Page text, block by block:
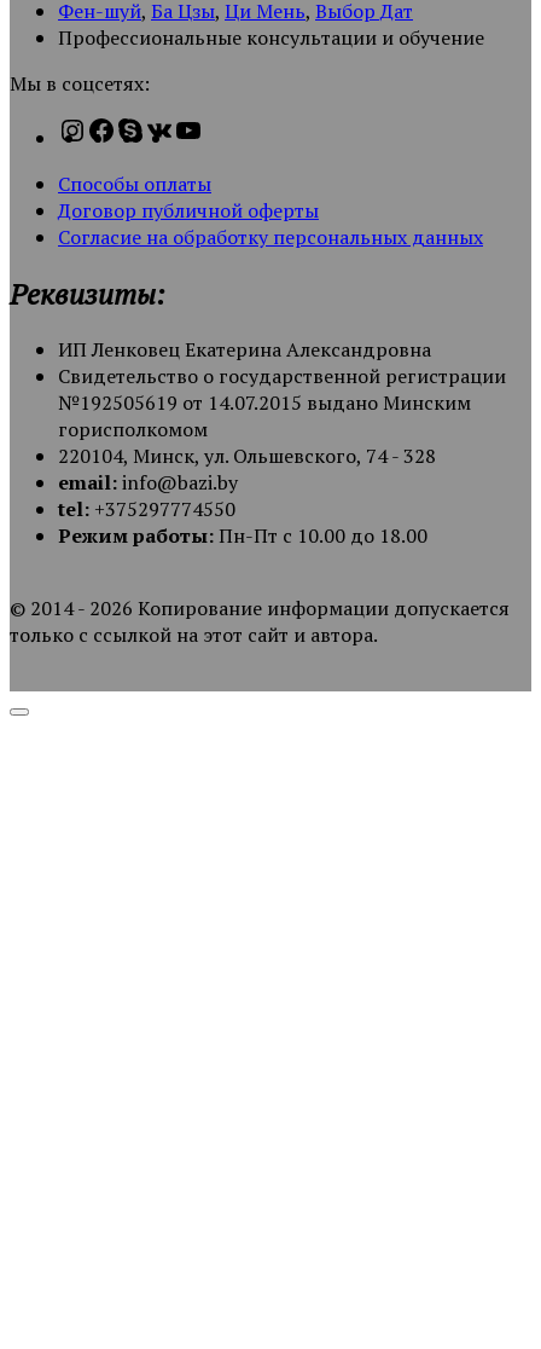
Фен-шуй, Ба Цзы, Ци Мень, Выбор Дат
Профессиональные консультации и обучение
Мы в соцсетях:
Способы оплаты
Договор публичной оферты
Согласие на обработку персональных данных
Реквизиты:
ИП Ленковец Екатерина Александровна
Свидетельство о государственной регистрации
№192505619 от 14.07.2015 выдано Минским
горисполкомом
220104, Минск, ул. Ольшевского, 74 - 328
email:info@bazi.by
tel: +375297774550
Режим работы:Пн-Пт с 10.00 до 18.00
© 2014 - 2026 Копирование информации допускается
только с ссылкой на этот сайт и автора.